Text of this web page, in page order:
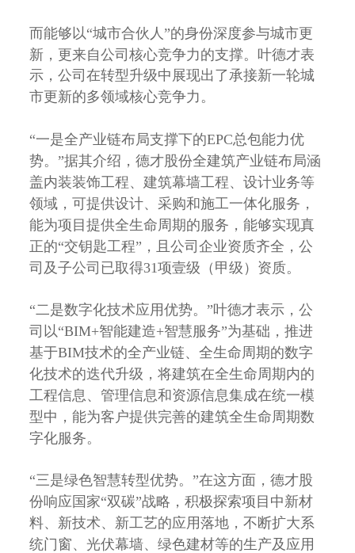
而能够以“城市合伙人”的身份深度参与城市更
新，更来自公司核心竞争力的支撑。叶德才表
示，公司在转型升级中展现出了承接新一轮城
市更新的多领域核心竞争力。
“一是全产业链布局支撑下的EPC总包能力优
势。”据其介绍，德才股份全建筑产业链布局涵
盖内装装饰工程、建筑幕墙工程、设计业务等
领域，可提供设计、采购和施工一体化服务，
能为项目提供全生命周期的服务，能够实现真
正的“交钥匙工程”，且公司企业资质齐全，公
司及子公司已取得31项壹级（甲级）资质。
“二是数字化技术应用优势。”叶德才表示，公
司以“BIM+智能建造+智慧服务”为基础，推进
基于BIM技术的全产业链、全生命周期的数字
化技术的迭代升级，将建筑在全生命周期内的
工程信息、管理信息和资源信息集成在统一模
型中，能为客户提供完善的建筑全生命周期数
字化服务。
“三是绿色智慧转型优势。”在这方面，德才股
份响应国家“双碳”战略，积极探索项目中新材
料、新技术、新工艺的应用落地，不断扩大系
统门窗、光伏幕墙、绿色建材等的生产及应用